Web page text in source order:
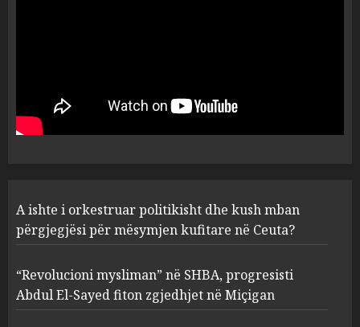
2
Sayed fiton zgjedhjet në
Miçigan
AUGUST 6, 2026
3
pas fundosjes anija e rrallë
gjermane e Luftës së Dytë
Botërore
A ishte i orkestruar politikisht dhe kush mban
përgjegjësi për mësymjen kufitare në Ceuta?
“Revolucioni mysliman” në SHBA, progresisti
Abdul El-Sayed fiton zgjedhjet në Miçigan